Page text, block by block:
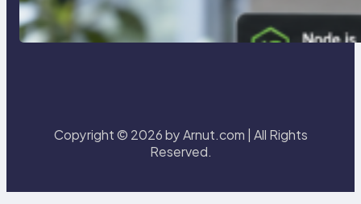
Laragon
Copyright © 2026 by Arnut.com | All Rights
Reserved.